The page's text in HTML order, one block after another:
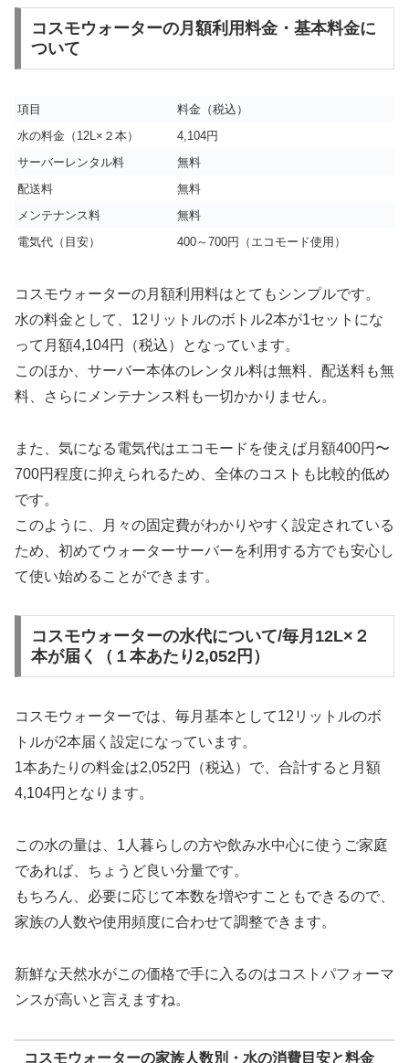
コスモウォーターの月額利用料金・基本料金に
ついて
項目
料金（税込）
水の料金（12L×２本）
4,104円
サーバーレンタル料
無料
配送料
無料
メンテナンス料
無料
電気代（目安）
400～700円（エコモード使用）
コスモウォーターの月額利用料はとてもシンプルです。
水の料金として、12リットルのボトル2本が1セットにな
って月額4,104円（税込）となっています。
このほか、サーバー本体のレンタル料は無料、配送料も無
料、さらにメンテナンス料も一切かかりません。
また、気になる電気代はエコモードを使えば月額400円〜
700円程度に抑えられるため、全体のコストも比較的低め
です。
このように、月々の固定費がわかりやすく設定されている
ため、初めてウォーターサーバーを利用する方でも安心し
て使い始めることができます。
コスモウォーターの水代について/毎月12L×２
本が届く（１本あたり2,052円）
コスモウォーターでは、毎月基本として12リットルのボ
トルが2本届く設定になっています。
1本あたりの料金は2,052円（税込）で、合計すると月額
4,104円となります。
この水の量は、1人暮らしの方や飲み水中心に使うご家庭
であれば、ちょうど良い分量です。
もちろん、必要に応じて本数を増やすこともできるので、
家族の人数や使用頻度に合わせて調整できます。
新鮮な天然水がこの価格で手に入るのはコストパフォーマ
ンスが高いと言えますね。
コスモウォーターの家族人数別・水の消費目安と料金